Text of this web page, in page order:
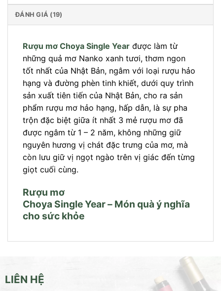
ĐÁNH GIÁ (19)
Rượu mơ Choya Single Year được làm từ
những quả mơ Nanko xanh tươi, thơm ngon
tốt nhất của Nhật Bản, ngâm với loại rượu hảo
hạng và đường phèn tinh khiết, dưới quy trình
sản xuất tiên tiến của Nhật Bản, cho ra sản
phẩm rượu mơ hảo hạng, hấp dẫn, là sự pha
trộn đặc biệt giữa ít nhất 3 mẻ rượu mơ đã
được ngâm từ 1 – 2 năm, không những giữ
nguyên hương vị chát đặc trưng của mơ, mà
còn lưu giữ vị ngọt ngào trên vị giác đến từng
giọt cuối cùng.
Rượu mơ
Choya Single Year – Món quà ý nghĩa
cho sức khỏe
LIÊN HỆ